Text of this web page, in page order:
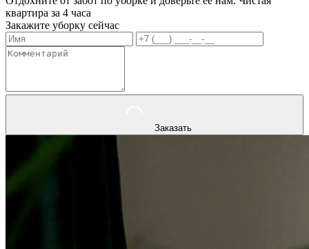
квартира за 4 часа
Закажите уборку сейчас
Заказать